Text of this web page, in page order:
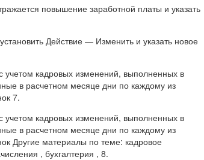
повышение заработной платы и указать
Действие — Изменить и указать новое
учетом кадровых изменений, выполненных в
в расчетном месяце дни по каждому из
7.
учетом кадровых изменений, выполненных в
в расчетном месяце дни по каждому из
Другие материалы по теме: кадровое
, бухгалтерия , 8.